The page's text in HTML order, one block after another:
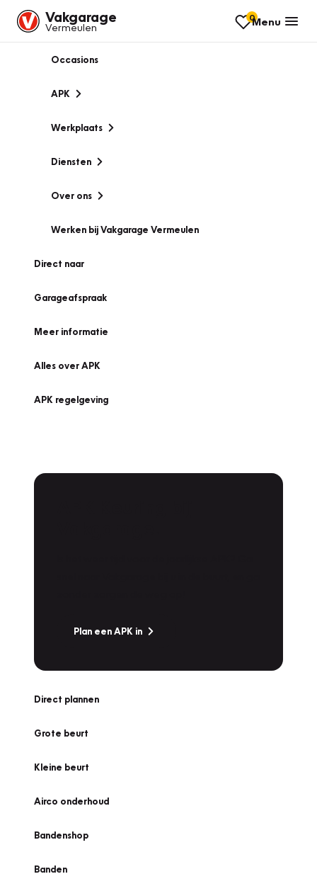
Vakgarage
Vermeulen
0Menu
Occasions
APK
Werkplaats
Diensten
Over ons
Werken bij Vakgarage Vermeulen
Direct naar
Garageafspraak
Meer informatie
Alles over APK
APK regelgeving
Plan een APK in
Direct plannen
Grote beurt
Kleine beurt
Airco onderhoud
Bandenshop
Banden